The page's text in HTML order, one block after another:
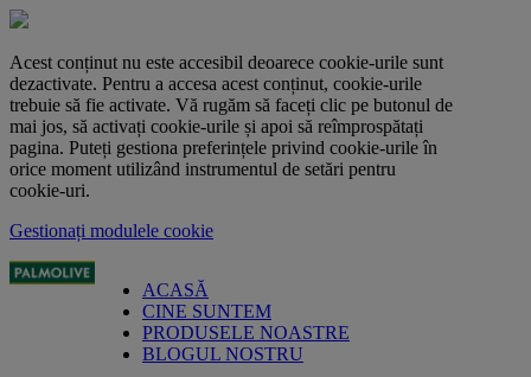
Acest conținut nu este accesibil deoarece cookie-urile sunt
dezactivate. Pentru a accesa acest conținut, cookie-urile
trebuie să fie activate. Vă rugăm să faceți clic pe butonul de
mai jos, să activați cookie-urile și apoi să reîmprospătați
pagina. Puteți gestiona preferințele privind cookie-urile în
orice moment utilizând instrumentul de setări pentru
cookie-uri.
Gestionați modulele cookie
ACASĂ
CINE SUNTEM
PRODUSELE NOASTRE
BLOGUL NOSTRU